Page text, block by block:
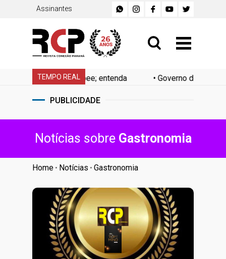
Assinantes
TEMPO REAL
Shopee; entenda•Governo define recesso de fim de
PUBLICIDADE
Notícias sobre Gastronomia
Home • Notícias • Gastronomia